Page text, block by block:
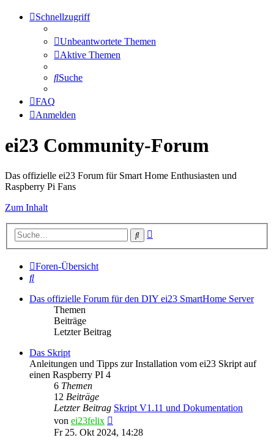
Schnellzugriff
Unbeantwortete Themen
Aktive Themen
Suche
FAQ
Anmelden
ei23 Community-Forum
Das offizielle ei23 Forum für Smart Home Enthusiasten und
Raspberry Pi Fans
Zum Inhalt
Suche
Foren-Übersicht
Suche
Das offizielle Forum für den DIY ei23 SmartHome Server
Themen
Beiträge
Letzter Beitrag
Das Skript
Anleitungen und Tipps zur Installation vom ei23 Skript auf
einen Raspberry PI 4
6 Themen
12 Beiträge
Letzter Beitrag Skript V1.11 und Dokumentation
von ei23felix
Beitrag
Fr 25. Okt 2024, 14:28